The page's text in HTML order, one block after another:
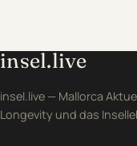
insel.live
insel.live — Mallorca
Longevity und das